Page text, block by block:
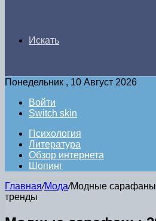
Искать
Понедельник , 10 Август 2026
Войти
Switch skin
Психология
Литература
Обзор интернета
Шопинг
Главная/Мода/Модные
тренды